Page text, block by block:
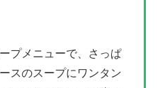
プメニューで、さっぱ
スのスープにワンタン